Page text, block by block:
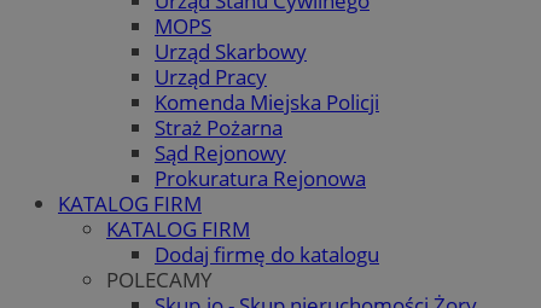
MOPS
Urząd Skarbowy
Urząd Pracy
Komenda Miejska Policji
Straż Pożarna
Sąd Rejonowy
Prokuratura Rejonowa
KATALOG FIRM
KATALOG FIRM
Dodaj firmę do katalogu
POLECAMY